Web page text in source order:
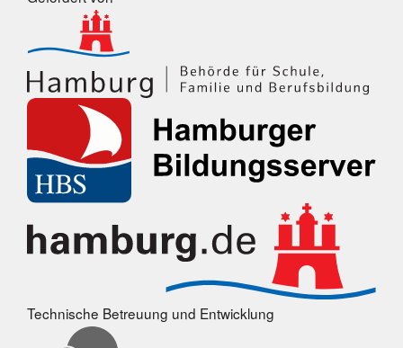
Technische Betreuung und Entwicklung